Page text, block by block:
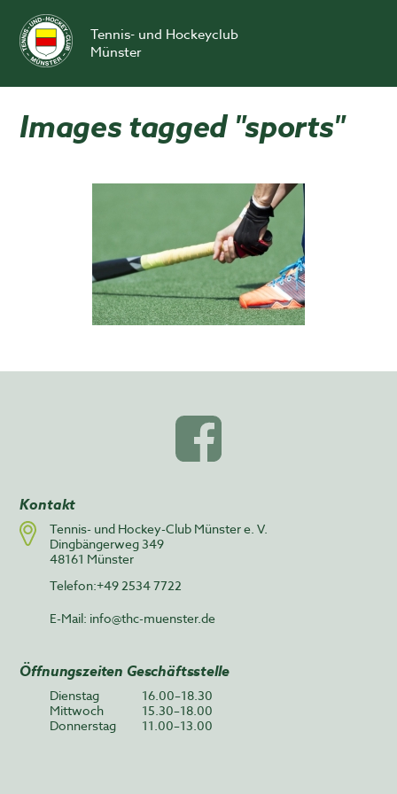
content
Tennis- und Hockeyclub
Münster
Images tagged "sports"
Kontakt
Tennis- und Hockey-Club Münster e. V.
Dingbängerweg 349
48161 Münster
Telefon:+49 2534 7722
E-Mail: info@thc-muenster.de
Öffnungszeiten Geschäftsstelle
Dienstag
16.00–18.30
Mittwoch
15.30–18.00
Donnerstag
11.00–13.00